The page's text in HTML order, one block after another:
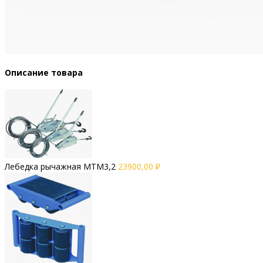
Описание товара
Лебедка рычажная МТМ3,2 23900,00 ₽